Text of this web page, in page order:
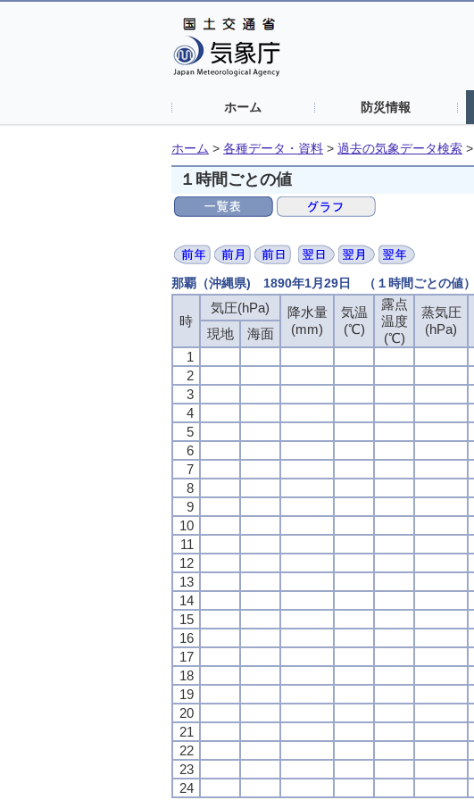
ホーム 防災情報
ホーム > 各種データ・資料 > 過去の気象データ検索 >
１時間ごとの値
那覇（沖縄県) 1890年1月29日 （１時間ごとの値）
時
気圧(hPa)
降水量
(mm)
気温
(℃)
露点
温度
(℃)
蒸気圧
(hPa)
現地 海面
1
2
3
4
5
6
7
8
9
10
11
12
13
14
15
16
17
18
19
20
21
22
23
24